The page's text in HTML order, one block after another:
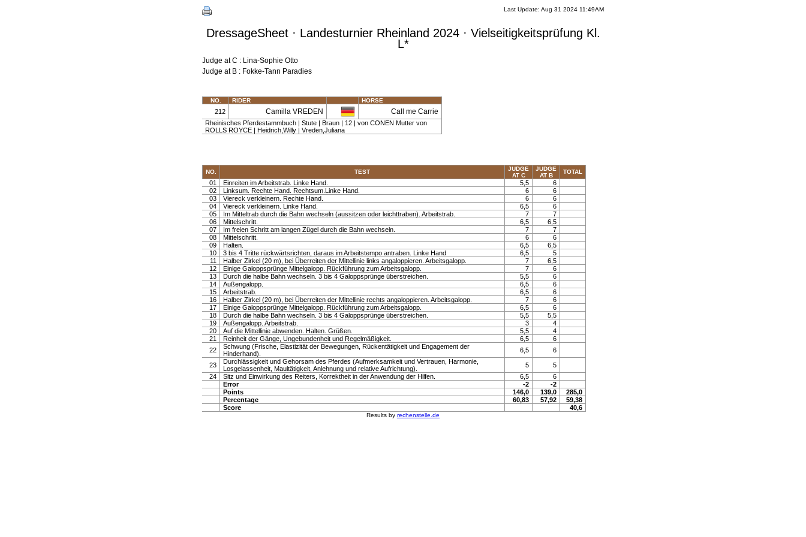
Last Update: Aug 31 2024 11:49AM
DressageSheet · Landesturnier Rheinland 2024 · Vielseitigkeitsprüfung Kl.
L*
Judge at C : Lina-Sophie Otto
Judge at B : Fokke-Tann Paradies
NO. RIDER HORSE
212 Camilla VREDEN Call me Carrie
Rheinisches Pferdestammbuch | Stute | Braun | 12 | von CONEN Mutter von
ROLLS ROYCE | Heidrich,Willy | Vreden,Juliana
NO. TEST
JUDGE
AT C
JUDGE
AT B
TOTAL
01 Einreiten im Arbeitstrab. Linke Hand. 5,5
6
02
Linksum. Rechte Hand. Rechtsum.Linke Hand. 6
6
03
Viereck verkleinern. Rechte Hand. 6
6
04
Viereck verkleinern. Linke Hand. 6,5
6
05
Im Mitteltrab durch die Bahn wechseln (aussitzen oder leichttraben). Arbeitstrab. 7
7
06
Mittelschritt. 6,5
6,5
07
Im freien Schritt am langen Zügel durch die Bahn wechseln. 7
7
08
Mittelschritt. 6
6
09
Halten. 6,5
6,5
10
3 bis 4 Tritte rückwärtsrichten, daraus im Arbeitstempo antraben. Linke Hand 6,5
5
11
Halber Zirkel (20 m), bei Überreiten der Mittellinie links angaloppieren. Arbeitsgalopp. 7
6,5
12
Einige Galoppsprünge Mittelgalopp. Rückführung zum Arbeitsgalopp. 7
6
13
Durch die halbe Bahn wechseln. 3 bis 4 Galoppsprünge überstreichen. 5,5
6
14
Außengalopp. 6,5
6
15
Arbeitstrab. 6,5
6
16
Halber Zirkel (20 m), bei Überreiten der Mittellinie rechts angaloppieren. Arbeitsgalopp. 7
6
17
Einige Galoppsprünge Mittelgalopp. Rückführung zum Arbeitsgalopp. 6,5
6
18
Durch die halbe Bahn wechseln. 3 bis 4 Galoppsprünge überstreichen. 5,5
5,5
19
Außengalopp. Arbeitstrab. 3
4
20
Auf die Mittellinie abwenden. Halten. Grüßen. 5,5
4
21
Reinheit der Gänge, Ungebundenheit und Regelmäßigkeit. 6,5
6
22
Schwung (Frische, Elastizität der Bewegungen, Rückentätigkeit und Engagement der
Hinderhand).
6,5 6
23
Durchlässigkeit und Gehorsam des Pferdes (Aufmerksamkeit und Vertrauen, Harmonie,
Losgelassenheit, Maultätigkeit, Anlehnung und relative Aufrichtung).
5
5
24
Sitz und Einwirkung des Reiters, Korrektheit in der Anwendung der Hilfen. 6,5
6
Error
-2
-2
Points
146,0 139,0
285,0
Percentage
60,83 57,92
59,38
Score
40,6
Results by rechenstelle.de